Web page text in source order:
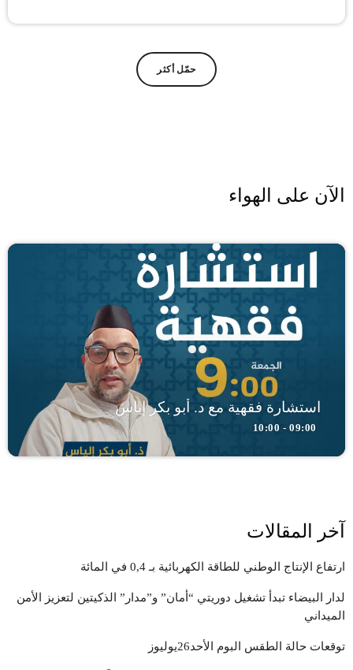
حمّل أكثر
الآن على الهواء
استشارة فقهية مع د. أبو بكر إياس
09:00 - 10:00
آخر المقالات
ارتفاع الإنتاج الوطني للطاقة الكهربائية بـ 0,4 في المائة
لدار البيضاء تبدأ تشغيل دوريتي “أمان” و”مدار” الذكيتين لتعزيز الأمن
الميداني
توقعات حالة الطقس البوم الأحد26يوليوز